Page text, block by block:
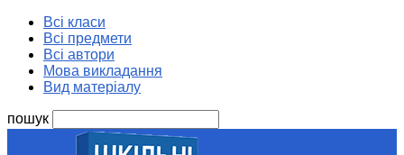
Всі класи
Всі предмети
Всі автори
Мова викладання
Вид матеріалу
пошук